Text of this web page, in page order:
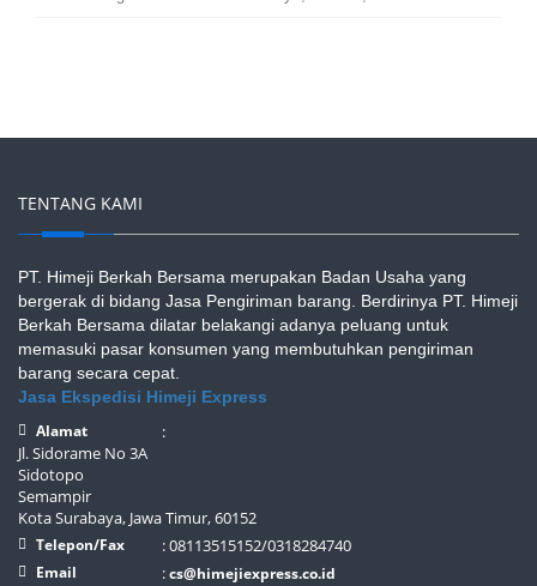
TENTANG KAMI
PT. Himeji Berkah Bersama merupakan Badan Usaha yang
bergerak di bidang Jasa Pengiriman barang. Berdirinya PT. Himeji
Berkah Bersama dilatar belakangi adanya peluang untuk
memasuki pasar konsumen yang membutuhkan pengiriman
barang secara cepat.
Jasa Ekspedisi Himeji Express
Alamat
:
Jl. Sidorame No 3A
Sidotopo
Semampir
Kota Surabaya, Jawa Timur, 60152
Telepon/Fax : 08113515152/0318284740
Email :cs@himejiexpress.co.id